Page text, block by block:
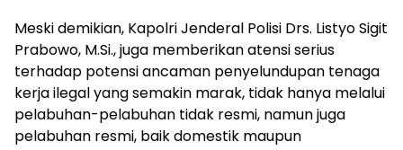
Meski demikian, Kapolri Jenderal Polisi Drs. Listyo Sigit
Prabowo, M.Si., juga memberikan atensi serius
terhadap potensi ancaman penyelundupan tenaga
kerja ilegal yang semakin marak, tidak hanya melalui
pelabuhan-pelabuhan tidak resmi, namun juga
pelabuhan resmi, baik domestik maupun